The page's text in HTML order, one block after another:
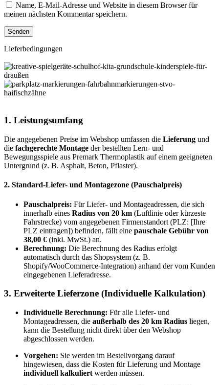
Name, E-Mail-Adresse und Website in diesem Browser für
meinen nächsten Kommentar speichern.
Lieferbedingungen
1. Leistungsumfang
Die angegebenen Preise im Webshop umfassen die Lieferung und
die fachgerechte Montage der bestellten Lern- und
Bewegungsspiele aus Premark Thermoplastik auf einem geeigneten
Untergrund (z. B. Asphalt, Beton, Pflaster).
2. Standard-Liefer- und Montagezone (Pauschalpreis)
Pauschalpreis: Für Liefer- und Montageadressen, die sich
innerhalb eines Radius von 20 km (Luftlinie oder kürzeste
Fahrstrecke) vom angegebenen Firmenstandort (PLZ: [Ihre
PLZ eintragen]) befinden, fällt eine pauschale Gebühr von
38,00 € (inkl. MwSt.) an.
Berechnung: Die Berechnung des Radius erfolgt
automatisch durch das Shopsystem (z. B.
Shopify/WooCommerce-Integration) anhand der vom Kunden
eingegebenen Lieferadresse.
3. Erweiterte Lieferzone (Individuelle Kalkulation)
Individuelle Berechnung: Für alle Liefer- und
Montageadressen, die außerhalb des 20 km Radius liegen,
kann die Bestellung nicht direkt über den Webshop
abgeschlossen werden.
Vorgehen: Sie werden im Bestellvorgang darauf
hingewiesen, dass die Kosten für Lieferung und Montage
individuell kalkuliert werden müssen.